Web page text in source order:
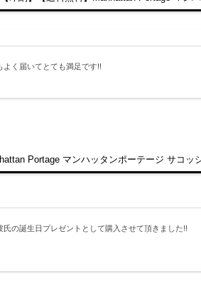
よく届いてとても満足です!!
Portage マンハッタンポーテージ サコ
の誕生日プレゼントとして購入させて頂きました!!